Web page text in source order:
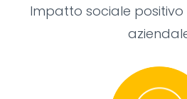
Impatto sociale